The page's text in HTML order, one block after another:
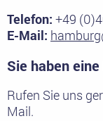
Telefon: +49
E-Mail:
Sie haben
Rufen Sie uns
Mail.